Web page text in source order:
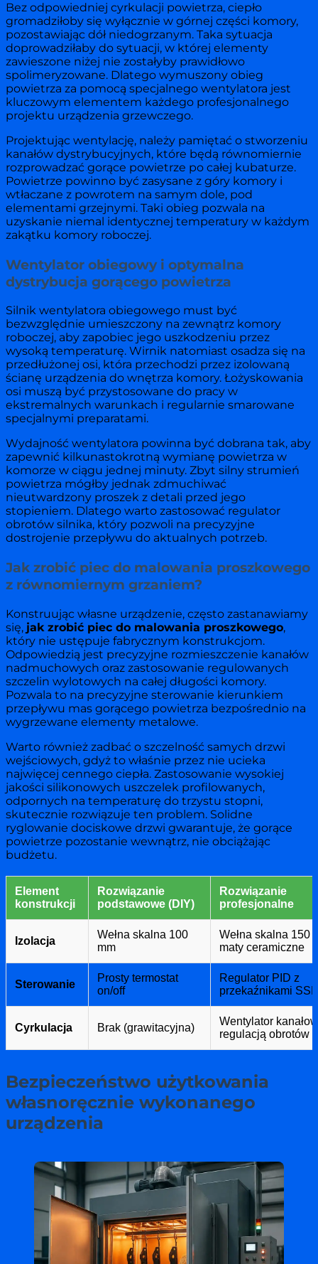
Bez odpowiedniej cyrkulacji powietrza, ciepło
gromadziłoby się wyłącznie w górnej części komory,
pozostawiając dół niedogrzanym. Taka sytuacja
doprowadziłaby do sytuacji, w której elementy
zawieszone niżej nie zostałyby prawidłowo
spolimeryzowane. Dlatego wymuszony obieg
powietrza za pomocą specjalnego wentylatora jest
kluczowym elementem każdego profesjonalnego
projektu urządzenia grzewczego.
Projektując wentylację, należy pamiętać o stworzeniu
kanałów dystrybucyjnych, które będą równomiernie
rozprowadzać gorące powietrze po całej kubaturze.
Powietrze powinno być zasysane z góry komory i
wtłaczane z powrotem na samym dole, pod
elementami grzejnymi. Taki obieg pozwala na
uzyskanie niemal identycznej temperatury w każdym
zakątku komory roboczej.
Wentylator obiegowy i optymalna
dystrybucja gorącego powietrza
Silnik wentylatora obiegowego must być
bezwzględnie umieszczony na zewnątrz komory
roboczej, aby zapobiec jego uszkodzeniu przez
wysoką temperaturę. Wirnik natomiast osadza się na
przedłużonej osi, która przechodzi przez izolowaną
ścianę urządzenia do wnętrza komory. Łożyskowania
osi muszą być przystosowane do pracy w
ekstremalnych warunkach i regularnie smarowane
specjalnymi preparatami.
Wydajność wentylatora powinna być dobrana tak, aby
zapewnić kilkunastokrotną wymianę powietrza w
komorze w ciągu jednej minuty. Zbyt silny strumień
powietrza mógłby jednak zdmuchiwać
nieutwardzony proszek z detali przed jego
stopieniem. Dlatego warto zastosować regulator
obrotów silnika, który pozwoli na precyzyjne
dostrojenie przepływu do aktualnych potrzeb.
Jak zrobić piec do malowania proszkowego
z równomiernym grzaniem?
Konstruując własne urządzenie, często zastanawiamy
się, jak zrobić piec do malowania proszkowego,
który nie ustępuje fabrycznym konstrukcjom.
Odpowiedzią jest precyzyjne rozmieszczenie kanałów
nadmuchowych oraz zastosowanie regulowanych
szczelin wylotowych na całej długości komory.
Pozwala to na precyzyjne sterowanie kierunkiem
przepływu mas gorącego powietrza bezpośrednio na
wygrzewane elementy metalowe.
Warto również zadbać o szczelność samych drzwi
wejściowych, gdyż to właśnie przez nie ucieka
najwięcej cennego ciepła. Zastosowanie wysokiej
jakości silikonowych uszczelek profilowanych,
odpornych na temperaturę do trzystu stopni,
skutecznie rozwiązuje ten problem. Solidne
ryglowanie dociskowe drzwi gwarantuje, że gorące
powietrze pozostanie wewnątrz, nie obciążając
budżetu.
Element
konstrukcji
Rozwiązanie
podstawowe (DIY)
Rozwiązanie
profesjonalne
Izolacja
Wełna skalna 100
mm
Wełna skalna 150
maty ceramiczne
Sterowanie
Prosty termostat
on/off
Regulator PID z
przekaźnikami
Cyrkulacja Brak (grawitacyjna)
Wentylator
regulacją obrotów
Bezpieczeństwo użytkowania
własnoręcznie wykonanego
urządzenia